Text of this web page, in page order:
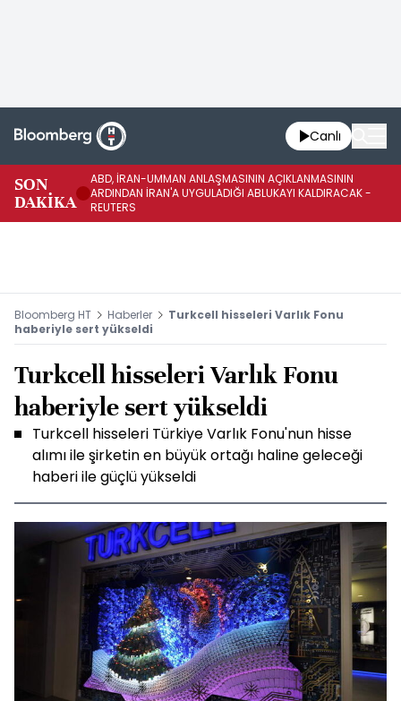
Canlı
SON
DAKİKA
ABD, İRAN-UMMAN ANLAŞMASININ AÇIKLANMASININ
ARDINDAN İRAN'A UYGULADIĞI ABLUKAYI KALDIRACAK -
REUTERS
Bloomberg HT Haberler
Turkcell hisseleri Varlık Fonu
haberiyle sert yükseldi
Turkcell hisseleri Varlık Fonu
haberiyle sert yükseldi
Turkcell hisseleri Türkiye Varlık Fonu'nun hisse
alımı ile şirketin en büyük ortağı haline geleceği
haberi ile güçlü yükseldi